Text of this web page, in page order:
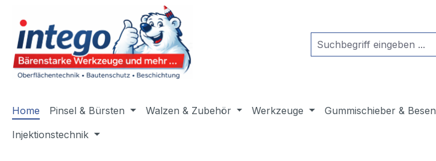
Zur Hauptnavigation springen
Home Pinsel & Bürsten Walzen & Zubehör Werkzeuge Gummischieber & Besen
Injektionstechnik